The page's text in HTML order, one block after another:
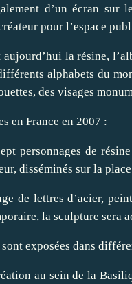
d’un écran
pour l’espace
la résine,
alphabets du
des visages
en France en 2007 :
personnages de
disséminés sur la
de lettres d’acier,
la sculpture sera
exposées dans
au sein de la